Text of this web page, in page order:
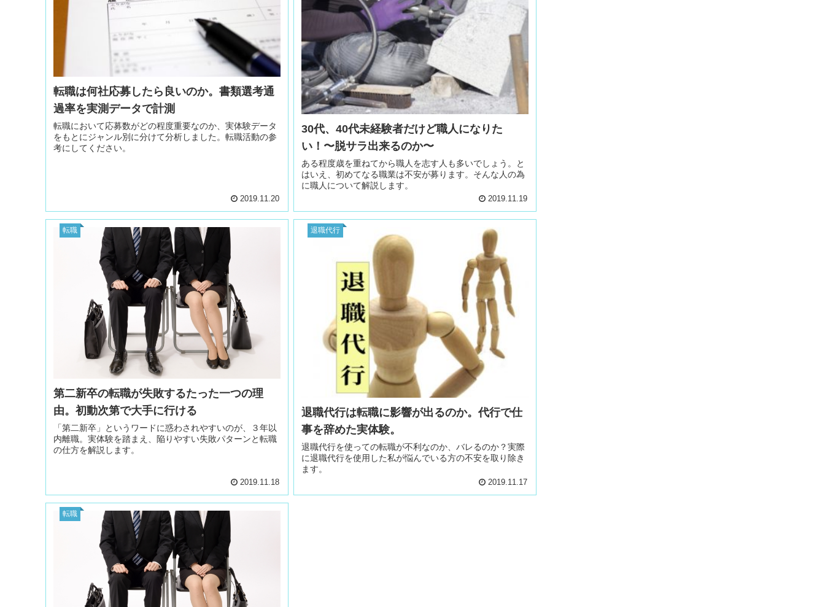
転職は何社応募したら良いのか。書類選考通
過率を実測データで計測
転職において応募数がどの程度重要なのか、実体験データ
をもとにジャンル別に分けて分析しました。転職活動の参
考にしてください。
2019.11.20
30代、40代未経験者だけど職人になりた
い！〜脱サラ出来るのか〜
ある程度歳を重ねてから職人を志す人も多いでしょう。と
はいえ、初めてなる職業は不安が募ります。そんな人の為
に職人について解説します。
2019.11.19
転職
第二新卒の転職が失敗するたった一つの理
由。初動次第で大手に行ける
「第二新卒」というワードに惑わされやすいのが、３年以
内離職。実体験を踏まえ、陥りやすい失敗パターンと転職
の仕方を解説します。
2019.11.18
退職代行
退職代行は転職に影響が出るのか。代行で仕
事を辞めた実体験。
退職代行を使っての転職が不利なのか、バレるのか？実際
に退職代行を使用した私が悩んでいる方の不安を取り除き
ます。
2019.11.17
転職